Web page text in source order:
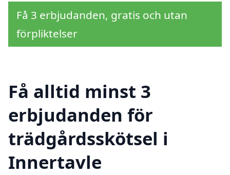
Få 3 erbjudanden, gratis och utan
förpliktelser
Få alltid minst 3
erbjudanden för
trädgårdsskötsel i
Innertavle